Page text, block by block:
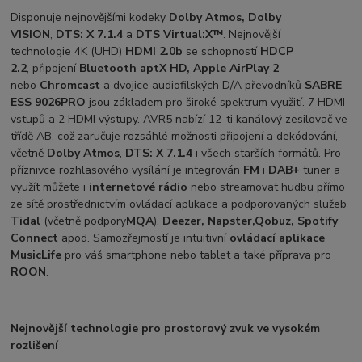
Disponuje nejnovějšími kodeky Dolby Atmos, Dolby
VISION, DTS: X 7.1.4 a DTS Virtual:X™. Nejnovější
technologie 4K (UHD) HDMI 2.0b se schopností HDCP
2.2, připojení Bluetooth aptX HD, Apple AirPlay 2
nebo Chromcast a dvojice audiofilských D/A převodníků SABRE
ESS 9026PRO jsou základem pro široké spektrum využití. 7 HDMI
vstupů a 2 HDMI výstupy. AVR5 nabízí 12-ti kanálový zesilovač ve
třídě AB, což zaručuje rozsáhlé možnosti připojení a dekódování,
včetně Dolby Atmos, DTS: X 7.1.4 i všech starších formátů. Pro
příznivce rozhlasového vysílání je integrován FM i DAB+ tuner a
využít můžete i internetové rádio nebo streamovat hudbu přímo
ze sítě prostřednictvím ovládací aplikace a podporovaných služeb
Tidal (včetně podporyMQA), Deezer, Napster,Qobuz, Spotify
Connect apod. Samozřejmostí je intuitivní ovládací aplikace
MusicLife pro váš smartphone nebo tablet a také příprava pro
ROON.
Nejnovější technologie pro prostorový zvuk ve vysokém
rozlišení